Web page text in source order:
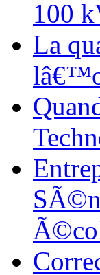
100
La